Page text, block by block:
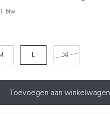
btw
L XL
Toevoegen aan winkelwagen